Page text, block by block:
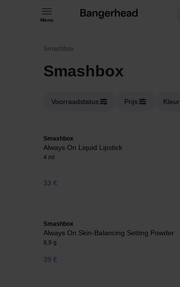
Menu
Smashbox
Smashbox
Voorraadstatus Prijs Kleur
Smashbox
Always On Liquid Lipstick
4 ml
33 €
Smashbox
Always On Skin-Balancing Setting Powder
9,9 g
39 €